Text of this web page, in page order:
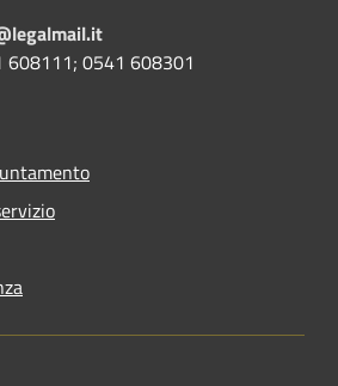
608111; 0541 608301